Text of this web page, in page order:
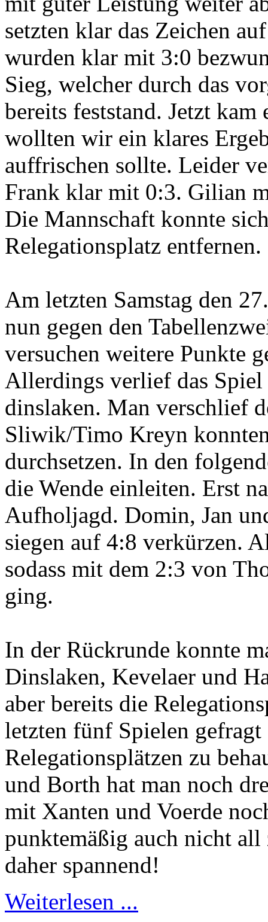
setzten klar das Zeichen
wurden klar mit 3:0
Sieg, welcher durch das
bereits feststand. Jetzt
wollten wir ein klares
auffrischen sollte. Leider
Frank klar mit 0:3. Gilian
Die Mannschaft konnte
Relegationsplatz entfernen.
Am letzten Samstag den
nun gegen den
versuchen weitere Punkte
Allerdings verlief das
dinslaken. Man verschlief
Sliwik/Timo Kreyn
durchsetzen. In den
die Wende einleiten. Erst
Aufholjagd. Domin, Jan
siegen auf 4:8 verkürzen.
sodass mit dem 2:3 von
ging.
In der Rückrunde konnte
Dinslaken, Kevelaer und
aber bereits die
letzten fünf Spielen
Relegationsplätzen zu
und Borth hat man noch
mit Xanten und Voerde
punktemäßig auch nicht
daher spannend!
Weiterlesen ...